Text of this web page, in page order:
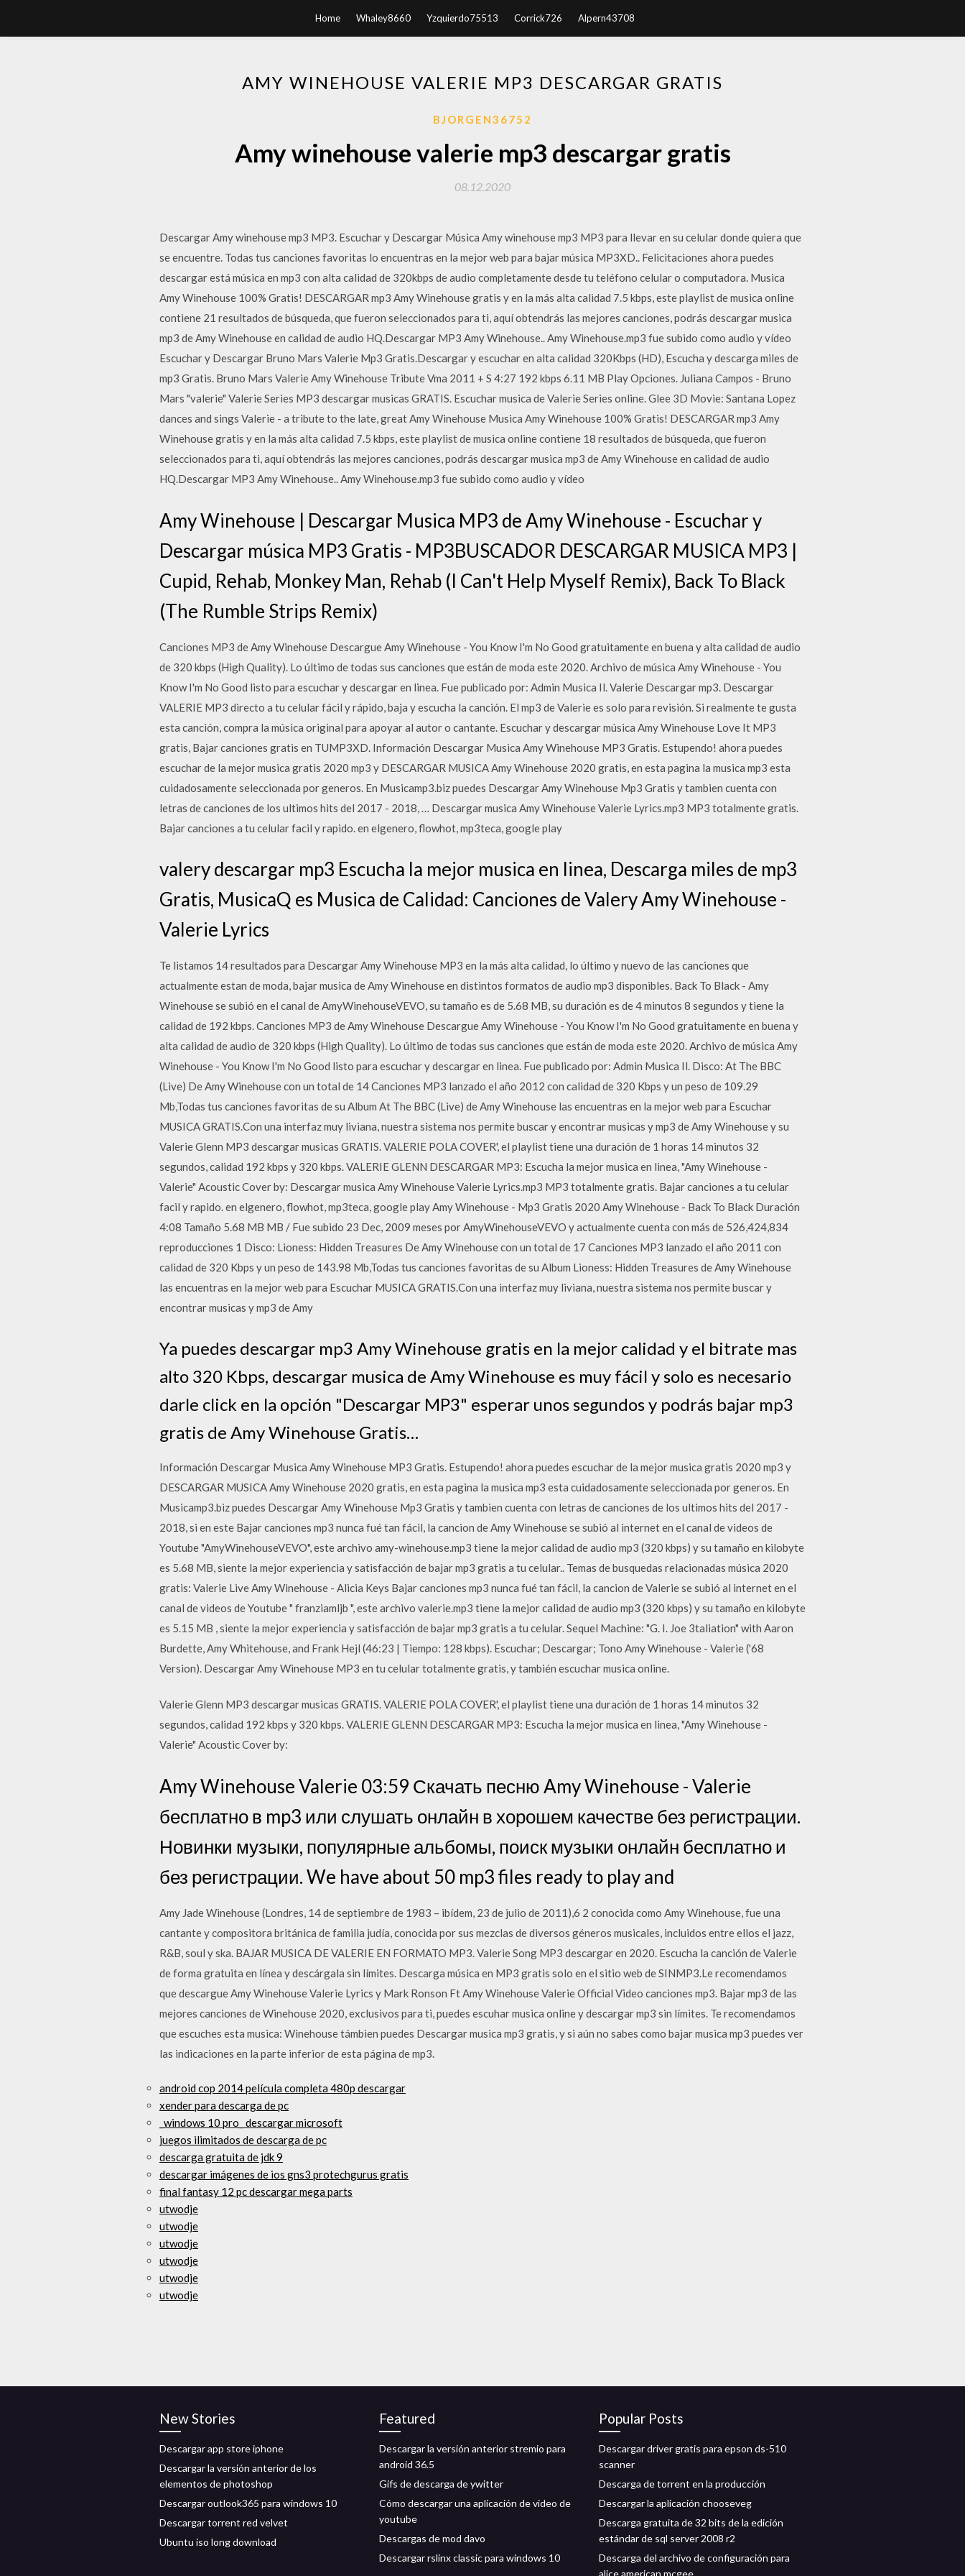
Home Whaley8660 Yzquierdo75513 Corrick726 Alpern43708
AMY WINEHOUSE VALERIE MP3 DESCARGAR GRATIS
BJORGEN36752
Amy winehouse valerie mp3 descargar gratis
08.12.2020
Descargar Amy winehouse mp3 MP3. Escuchar y Descargar Música Amy winehouse mp3 MP3 para llevar en su celular donde quiera que
se encuentre. Todas tus canciones favoritas lo encuentras en la mejor web para bajar música MP3XD.. Felicitaciones ahora puedes
descargar está música en mp3 con alta calidad de 320kbps de audio completamente desde tu teléfono celular o computadora. Musica
Amy Winehouse 100% Gratis! DESCARGAR mp3 Amy Winehouse gratis y en la más alta calidad 7.5 kbps, este playlist de musica online
contiene 21 resultados de búsqueda, que fueron seleccionados para ti, aquí obtendrás las mejores canciones, podrás descargar musica
mp3 de Amy Winehouse en calidad de audio HQ.Descargar MP3 Amy Winehouse.. Amy Winehouse.mp3 fue subido como audio y vídeo
Escuchar y Descargar Bruno Mars Valerie Mp3 Gratis.Descargar y escuchar en alta calidad 320Kbps (HD), Escucha y descarga miles de
mp3 Gratis. Bruno Mars Valerie Amy Winehouse Tribute Vma 2011 + S 4:27 192 kbps 6.11 MB Play Opciones. Juliana Campos - Bruno
Mars "valerie" Valerie Series MP3 descargar musicas GRATIS. Escuchar musica de Valerie Series online. Glee 3D Movie: Santana Lopez
dances and sings Valerie - a tribute to the late, great Amy Winehouse Musica Amy Winehouse 100% Gratis! DESCARGAR mp3 Amy
Winehouse gratis y en la más alta calidad 7.5 kbps, este playlist de musica online contiene 18 resultados de búsqueda, que fueron
seleccionados para ti, aquí obtendrás las mejores canciones, podrás descargar musica mp3 de Amy Winehouse en calidad de audio
HQ.Descargar MP3 Amy Winehouse.. Amy Winehouse.mp3 fue subido como audio y vídeo
Amy Winehouse | Descargar Musica MP3 de Amy Winehouse - Escuchar y
Descargar música MP3 Gratis - MP3BUSCADOR DESCARGAR MUSICA MP3 |
Cupid, Rehab, Monkey Man, Rehab (I Can't Help Myself Remix), Back To Black
(The Rumble Strips Remix)
Canciones MP3 de Amy Winehouse Descargue Amy Winehouse - You Know I'm No Good gratuitamente en buena y alta calidad de audio
de 320 kbps (High Quality). Lo último de todas sus canciones que están de moda este 2020. Archivo de música Amy Winehouse - You
Know I'm No Good listo para escuchar y descargar en linea. Fue publicado por: Admin Musica Il. Valerie Descargar mp3. ️️️️️️Descargar
VALERIE MP3 directo a tu celular fácil y rápido, baja y escucha la canción. El mp3 de Valerie es solo para revisión. Si realmente te gusta
esta canción, compra la música original para apoyar al autor o cantante. Escuchar y descargar música Amy Winehouse Love It MP3
gratis, Bajar canciones gratis en TUMP3XD. Información Descargar Musica Amy Winehouse MP3 Gratis. Estupendo! ahora puedes
escuchar de la mejor musica gratis 2020 mp3 y DESCARGAR MUSICA Amy Winehouse 2020 gratis, en esta pagina la musica mp3 esta
cuidadosamente seleccionada por generos. En Musicamp3.biz puedes Descargar Amy Winehouse Mp3 Gratis y tambien cuenta con
letras de canciones de los ultimos hits del 2017 - 2018, … Descargar musica Amy Winehouse Valerie Lyrics.mp3 MP3 totalmente gratis.
Bajar canciones a tu celular facil y rapido. en elgenero, flowhot, mp3teca, google play
valery descargar mp3 Escucha la mejor musica en linea, Descarga miles de mp3
Gratis, MusicaQ es Musica de Calidad: Canciones de Valery Amy Winehouse -
Valerie Lyrics
Te listamos 14 resultados para Descargar Amy Winehouse MP3 en la más alta calidad, lo último y nuevo de las canciones que
actualmente estan de moda, bajar musica de Amy Winehouse en distintos formatos de audio mp3 disponibles. Back To Black - Amy
Winehouse se subió en el canal de AmyWinehouseVEVO, su tamaño es de 5.68 MB, su duración es de 4 minutos 8 segundos y tiene la
calidad de 192 kbps. Canciones MP3 de Amy Winehouse Descargue Amy Winehouse - You Know I'm No Good gratuitamente en buena y
alta calidad de audio de 320 kbps (High Quality). Lo último de todas sus canciones que están de moda este 2020. Archivo de música Amy
Winehouse - You Know I'm No Good listo para escuchar y descargar en linea. Fue publicado por: Admin Musica Il. Disco: At The BBC
(Live) De Amy Winehouse con un total de 14 Canciones MP3 lanzado el año 2012 con calidad de 320 Kbps y un peso de 109.29
Mb,Todas tus canciones favoritas de su Album At The BBC (Live) de Amy Winehouse las encuentras en la mejor web para Escuchar
MUSICA GRATIS.Con una interfaz muy liviana, nuestra sistema nos permite buscar y encontrar musicas y mp3 de Amy Winehouse y su
Valerie Glenn MP3 descargar musicas GRATIS. VALERIE POLA COVER', el playlist tiene una duración de 1 horas 14 minutos 32
segundos, calidad 192 kbps y 320 kbps. VALERIE GLENN DESCARGAR MP3: Escucha la mejor musica en linea, "Amy Winehouse -
Valerie" Acoustic Cover by: Descargar musica Amy Winehouse Valerie Lyrics.mp3 MP3 totalmente gratis. Bajar canciones a tu celular
facil y rapido. en elgenero, flowhot, mp3teca, google play Amy Winehouse - Mp3 Gratis 2020 Amy Winehouse - Back To Black Duración
4:08 Tamaño 5.68 MB MB / Fue subido 23 Dec, 2009 meses por AmyWinehouseVEVO y actualmente cuenta con más de 526,424,834
reproducciones 1 Disco: Lioness: Hidden Treasures De Amy Winehouse con un total de 17 Canciones MP3 lanzado el año 2011 con
calidad de 320 Kbps y un peso de 143.98 Mb,Todas tus canciones favoritas de su Album Lioness: Hidden Treasures de Amy Winehouse
las encuentras en la mejor web para Escuchar MUSICA GRATIS.Con una interfaz muy liviana, nuestra sistema nos permite buscar y
encontrar musicas y mp3 de Amy
Ya puedes descargar mp3 Amy Winehouse gratis en la mejor calidad y el bitrate mas
alto 320 Kbps, descargar musica de Amy Winehouse es muy fácil y solo es necesario
darle click en la opción "Descargar MP3" esperar unos segundos y podrás bajar mp3
gratis de Amy Winehouse Gratis…
Información Descargar Musica Amy Winehouse MP3 Gratis. Estupendo! ahora puedes escuchar de la mejor musica gratis 2020 mp3 y
DESCARGAR MUSICA Amy Winehouse 2020 gratis, en esta pagina la musica mp3 esta cuidadosamente seleccionada por generos. En
Musicamp3.biz puedes Descargar Amy Winehouse Mp3 Gratis y tambien cuenta con letras de canciones de los ultimos hits del 2017 -
2018, si en este Bajar canciones mp3 nunca fué tan fácil, la cancion de Amy Winehouse se subió al internet en el canal de videos de
Youtube "AmyWinehouseVEVO", este archivo amy-winehouse.mp3 tiene la mejor calidad de audio mp3 (320 kbps) y su tamaño en kilobyte
es 5.68 MB, siente la mejor experiencia y satisfacción de bajar mp3 gratis a tu celular.. Temas de busquedas relacionadas música 2020
gratis: Valerie Live Amy Winehouse - Alicia Keys Bajar canciones mp3 nunca fué tan fácil, la cancion de Valerie se subió al internet en el
canal de videos de Youtube " franziamljb ", este archivo valerie.mp3 tiene la mejor calidad de audio mp3 (320 kbps) y su tamaño en kilobyte
es 5.15 MB , siente la mejor experiencia y satisfacción de bajar mp3 gratis a tu celular. Sequel Machine: "G. I. Joe 3taliation" with Aaron
Burdette, Amy Whitehouse, and Frank Hejl (46:23 | Tiempo: 128 kbps). Escuchar; Descargar; Tono Amy Winehouse - Valerie ('68
Version). Descargar Amy Winehouse MP3 en tu celular totalmente gratis, y también escuchar musica online.
Valerie Glenn MP3 descargar musicas GRATIS. VALERIE POLA COVER', el playlist tiene una duración de 1 horas 14 minutos 32
segundos, calidad 192 kbps y 320 kbps. VALERIE GLENN DESCARGAR MP3: Escucha la mejor musica en linea, "Amy Winehouse -
Valerie" Acoustic Cover by:
Amy Winehouse Valerie 03:59 Скачать песню Amy Winehouse - Valerie
бесплатно в mp3 или слушать онлайн в хорошем качестве без регистрации.
Новинки музыки, популярные альбомы, поиск музыки онлайн бесплатно и
без регистрации. We have about 50 mp3 files ready to play and
Amy Jade Winehouse (Londres, 14 de septiembre de 1983 – ibídem, 23 de julio de 2011),6 2 conocida como Amy Winehouse, fue una
cantante y compositora británica de familia judía, conocida por sus mezclas de diversos géneros musicales, incluidos entre ellos el jazz,
R&B, soul y ska. BAJAR MUSICA DE VALERIE EN FORMATO MP3. Valerie Song MP3 descargar en 2020. Escucha la canción de Valerie
de forma gratuita en línea y descárgala sin límites. Descarga música en MP3 gratis solo en el sitio web de SINMP3.Le recomendamos
que descargue Amy Winehouse Valerie Lyrics y Mark Ronson Ft Amy Winehouse Valerie Official Video canciones mp3. Bajar mp3 de las
mejores canciones de Winehouse 2020, exclusivos para ti, puedes escuhar musica online y descargar mp3 sin límites. Te recomendamos
que escuches esta musica: Winehouse támbien puedes Descargar musica mp3 gratis, y si aún no sabes como bajar musica mp3 puedes ver
las indicaciones en la parte inferior de esta página de mp3.
android cop 2014 película completa 480p descargar
xender para descarga de pc
_windows 10 pro_ descargar microsoft
juegos ilimitados de descarga de pc
descarga gratuita de jdk 9
descargar imágenes de ios gns3 protechgurus gratis
final fantasy 12 pc descargar mega parts
utwodje
utwodje
utwodje
utwodje
utwodje
utwodje
New Stories
Descargar app store iphone
Descargar la versión anterior de los
elementos de photoshop
Descargar outlook365 para windows 10
Descargar torrent red velvet
Ubuntu iso long download
Featured
Descargar la versión anterior stremio para
android 36.5
Gifs de descarga de ywitter
Cómo descargar una aplicación de video de
youtube
Descargas de mod davo
Descargar rslinx classic para windows 10
Popular Posts
Descargar driver gratis para epson ds-510
scanner
Descarga de torrent en la producción
Descargar la aplicación chooseveg
Descarga gratuita de 32 bits de la edición
estándar de sql server 2008 r2
Descarga del archivo de configuración para
alice american mcgee